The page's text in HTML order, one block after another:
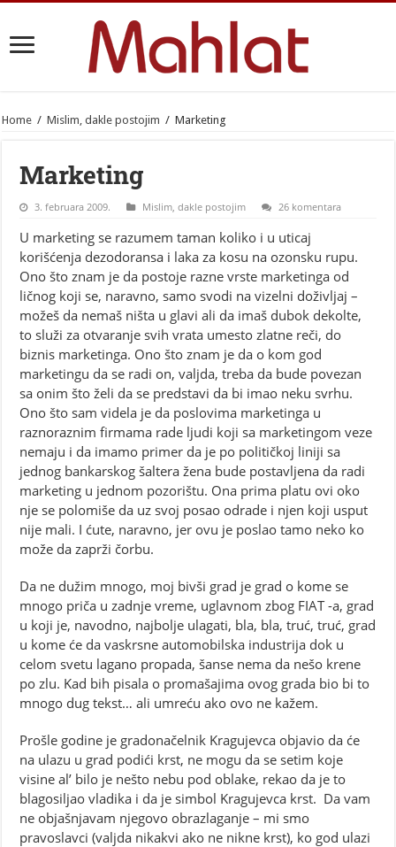
Home / Mislim, dakle postojim / Marketing
Marketing
3. februara 2009. Mislim, dakle postojim 26 komentara
U marketing se razumem taman koliko i u uticaj
korišćenja dezodoransa i laka za kosu na ozonsku rupu.
Ono što znam je da postoje razne vrste marketinga od
ličnog koji se, naravno, samo svodi na vizelni doživljaj –
možeš da nemaš ništa u glavi ali da imaš dubok dekolte,
to služi za otvaranje svih vrata umesto zlatne reči, do
biznis marketinga. Ono što znam je da o kom god
marketingu da se radi on, valjda, treba da bude povezan
sa onim što želi da se predstavi da bi imao neku svrhu.
Ono što sam videla je da poslovima marketinga u
raznoraznim firmama rade ljudi koji sa marketingom veze
nemaju i da imamo primer da je po političkoj liniji sa
jednog bankarskog šaltera žena bude postavljena da radi
marketing u jednom pozorištu. Ona prima platu ovi oko
nje se polomiše da uz svoj posao odrade i njen koji usput
nije mali. I ćute, naravno, jer ovu je poslao tamo neko ko
može da zaprži čorbu.
Da ne dužim mnogo, moj bivši grad je grad o kome se
mnogo priča u zadnje vreme, uglavnom zbog FIAT -a, grad
u koji je, navodno, najbolje ulagati, bla, bla, truć, truć, grad
u kome će da vaskrsne automobilska industrija dok u
celom svetu lagano propada, šanse nema da nešo krene
po zlu. Kad bih pisala o promašajima ovog grada bio bi to
mnogo dug tekst… ali umreću ako ovo ne kažem.
Prošle godine je gradonačelnik Kragujevca objavio da će
na ulazu u grad podići krst, ne mogu da se setim koje
visine al’ bilo je nešto nebu pod oblake, rekao da je to
blagosiljao vladika i da je simbol Kragujevca krst. Da vam
ne objašnjavam njegovo obrazlaganje – mi smo
pravoslavci (valjda nikakvi ako ne nikne krst), ko god ulazi